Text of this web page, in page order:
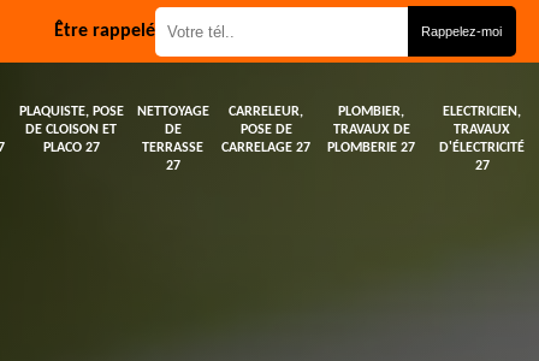
Être rappelé
PLAQUISTE, POSE
DE CLOISON ET
PLACO 27
NETTOYAGE
DE
TERRASSE
27
CARRELEUR,
POSE DE
CARRELAGE 27
PLOMBIER,
TRAVAUX DE
PLOMBERIE 27
ELECTRICIEN,
TRAVAUX
D'ÉLECTRICITÉ
27